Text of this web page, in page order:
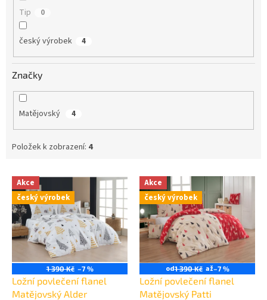
Tip 0
český výrobek 4
Značky
Matějovský 4
Položek k zobrazení: 4
V
p
p
Akce
český výrobek
1 390 Kč –7 %
Ložní povlečení flanel
Matějovský Alder
Akce
český výrobek
od1 390 Kč až–7 %
Ložní povlečení flanel
Matějovský Patti